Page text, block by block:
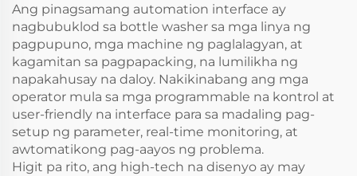
Ang pinagsamang automation interface ay
nagbubuklod sa bottle washer sa mga linya ng
pagpupuno, mga machine ng paglalagyan, at
kagamitan sa pagpapacking, na lumilikha ng
napakahusay na daloy. Nakikinabang ang mga
operator mula sa mga programmable na kontrol at
user-friendly na interface para sa madaling pag-
setup ng parameter, real-time monitoring, at
awtomatikong pag-aayos ng problema.
Higit pa rito, ang high-tech na disenyo ay may